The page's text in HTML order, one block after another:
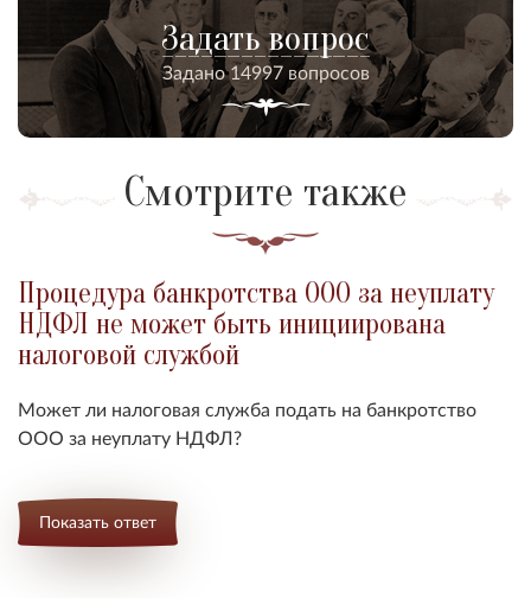
Задать вопрос
Задано 14997 вопросов
Смотрите также
Процедура банкротства ООО за неуплату
НДФЛ не может быть инициирована
налоговой службой
Может ли налоговая служба подать на банкротство
ООО за неуплату НДФЛ?
Показать ответ